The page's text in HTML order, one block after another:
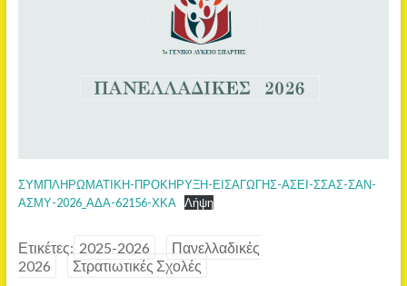
ΣΥΜΠΛΗΡΩΜΑΤΙΚΗ-ΠΡΟΚΗΡΥΞΗ-ΕΙΣΑΓΩΓΗΣ-ΑΣΕΙ-ΣΣΑΣ-ΣΑΝ-
ΑΣΜΥ-2026_ΑΔΑ-62156-ΧΚΑ Λήψη
Ετικέτες: 2025-2026
Πανελλαδικές
2026
Στρατιωτικές Σχολές